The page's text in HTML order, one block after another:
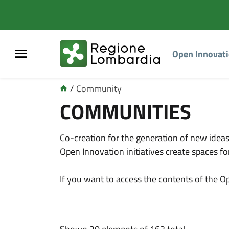
Open
/ Community
COMMUNITIES
Co-creation for the generation of new
Open Innovation initiatives create spaces
If you want to access the contents of the